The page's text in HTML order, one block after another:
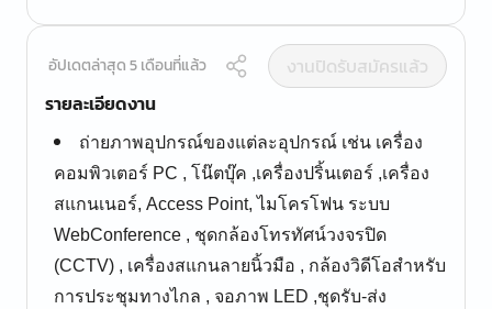
อัปเดตล่าสุด 5 เดือนที่แล้ว
งานปิดรับสมัครแล้ว
รายละเอียดงาน
ถ่ายภาพอุปกรณ์ของแต่ละอุปกรณ์ เช่น เครื่อง
คอมพิวเตอร์ PC , โน๊ตบุ๊ค ,เครื่องปริ้นเตอร์ ,เครื่อง
สแกนเนอร์, Access Point, ไมโครโฟน ระบบ
WebConference , ชุดกล้องโทรทัศน์วงจรปิด
(CCTV) , เครื่องสแกนลายนิ้วมือ , กล้องวิดีโอสำหรับ
การประชุมทางไกล , จอภาพ LED ,ชุดรับ-ส่ง